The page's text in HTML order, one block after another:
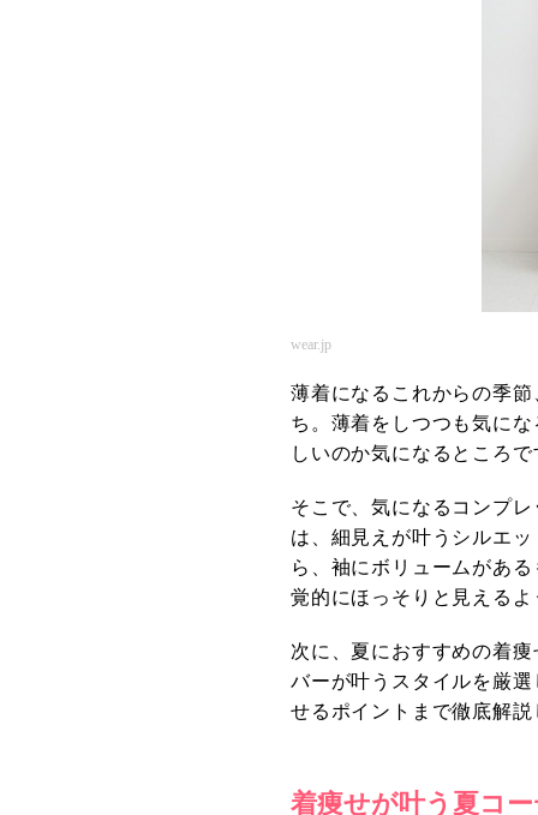
wear.jp
薄着になるこれからの季
ち。薄着をしつつも気に
しいのか気になるところで
そこで、気になるコンプ
は、細見えが叶うシルエ
ら、袖にボリュームがあ
覚的にほっそりと見える
次に、夏におすすめの着
バーが叶うスタイルを厳
せるポイントまで徹底解
着痩せが叶う夏コ